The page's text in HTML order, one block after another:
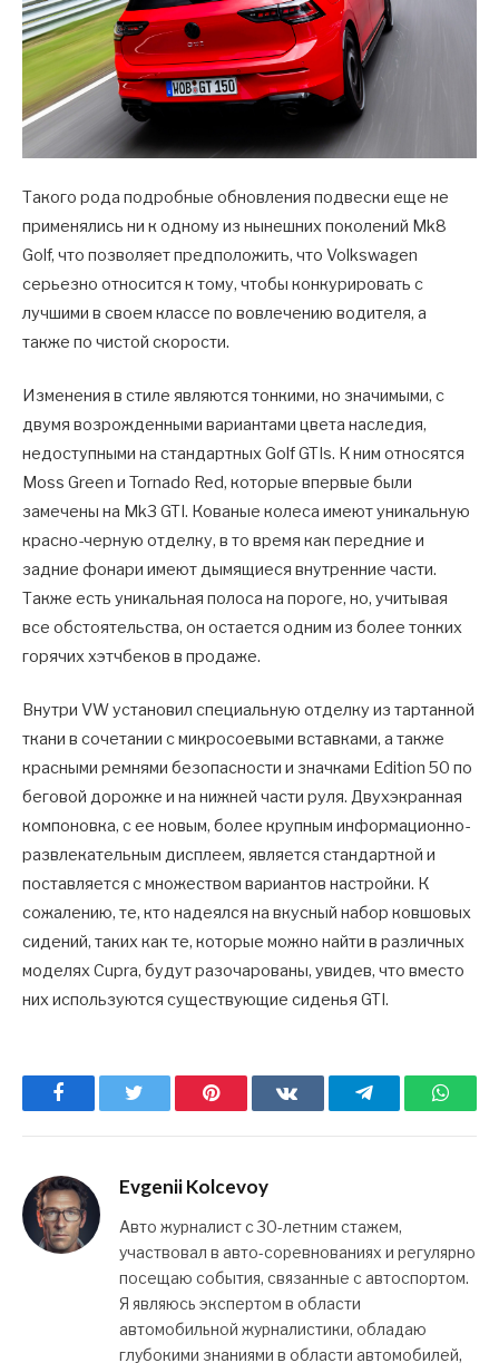
Такого рода подробные обновления подвески еще не
применялись ни к одному из нынешних поколений Mk8
Golf, что позволяет предположить, что Volkswagen
серьезно относится к тому, чтобы конкурировать с
лучшими в своем классе по вовлечению водителя, а
также по чистой скорости.
Изменения в стиле являются тонкими, но значимыми, с
двумя возрожденными вариантами цвета наследия,
недоступными на стандартных Golf GTIs. К ним относятся
Moss Green и Tornado Red, которые впервые были
замечены на Mk3 GTI. Кованые колеса имеют уникальную
красно-черную отделку, в то время как передние и
задние фонари имеют дымящиеся внутренние части.
Также есть уникальная полоса на пороге, но, учитывая
все обстоятельства, он остается одним из более тонких
горячих хэтчбеков в продаже.
Внутри VW установил специальную отделку из тартанной
ткани в сочетании с микросоевыми вставками, а также
красными ремнями безопасности и значками Edition 50 по
беговой дорожке и на нижней части руля. Двухэкранная
компоновка, с ее новым, более крупным информационно-
развлекательным дисплеем, является стандартной и
поставляется с множеством вариантов настройки. К
сожалению, те, кто надеялся на вкусный набор ковшовых
сидений, таких как те, которые можно найти в различных
моделях Cupra, будут разочарованы, увидев, что вместо
них используются существующие сиденья GTI.
Facebook Pinterest ВКонтактеTelegram
Evgenii Kolcevoy
Авто журналист с 30-летним стажем,
участвовал в авто-соревнованиях и регулярно
посещаю события, связанные с автоспортом.
Я являюсь экспертом в области
автомобильной журналистики, обладаю
глубокими знаниями в области автомобилей,